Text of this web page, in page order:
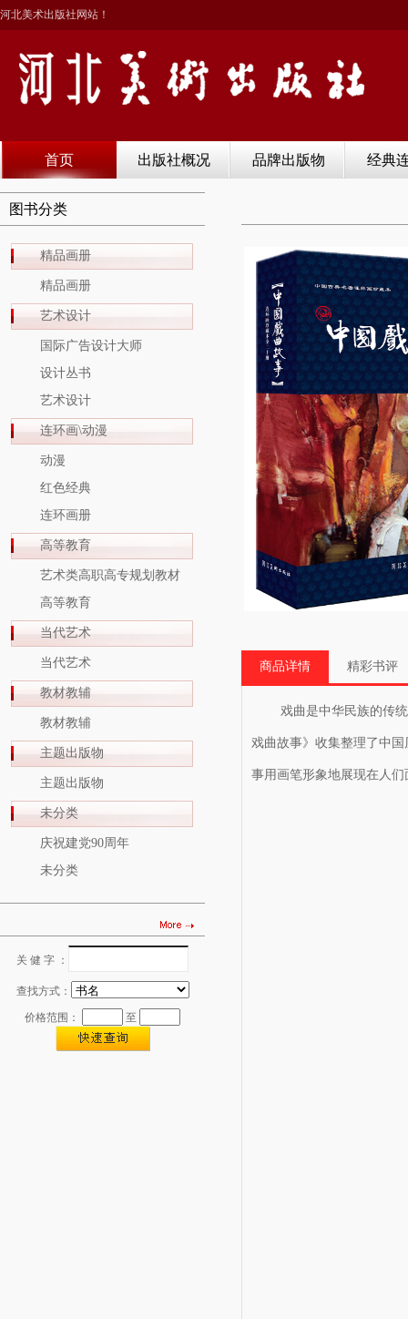
河北美术出版社网站！
首页 出版社概况 品牌出版物 经典
图书分类
精品画册
精品画册
艺术设计
国际广告设计大师
设计丛书
艺术设计
连环画\动漫
动漫
红色经典
连环画册
高等教育
艺术类高职高专规划教材
高等教育
当代艺术
当代艺术
教材教辅
教材教辅
主题出版物
主题出版物
未分类
庆祝建党90周年
未分类
关 健 字 ：
查找方式：
价格范围： 至
商品详情 精彩书评
戏曲是中华民族的传统艺
戏曲故事》收集整理了中
事用画笔形象地展现在人们